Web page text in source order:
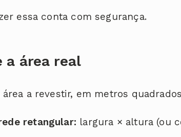
essa conta com segurança.
a área real
área a revestir, em metros
retangular: largura × altura (ou